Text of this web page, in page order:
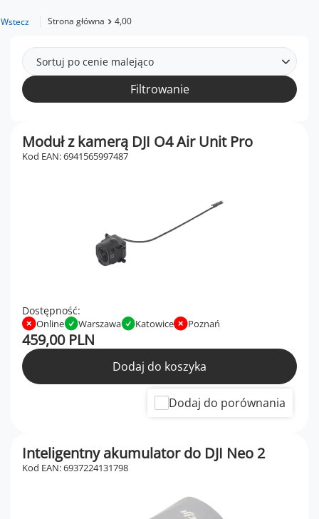
Wstecz Strona główna 4,00
Sortuj po cenie malejąco
Filtrowanie
Moduł z kamerą DJI O4 Air Unit Pro
Kod EAN: 6941565997487
Dostępność:
Online Warszawa Katowice Poznań
459,00 PLN
Dodaj do koszyka
Dodaj do porównania
Inteligentny akumulator do DJI Neo 2
Kod EAN: 6937224131798